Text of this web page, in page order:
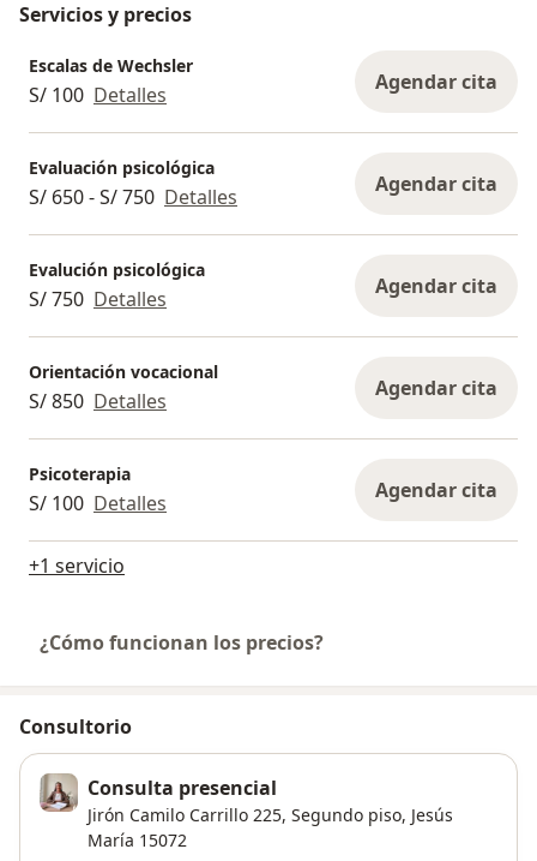
Servicios y precios
Escalas de Wechsler
S/ 100 Detalles Agendar cita
Evaluación psicológica
S/ 650 - S/ 750 Detalles Agendar cita
Evalución psicológica
S/ 750 Detalles Agendar cita
Orientación vocacional
S/ 850 Detalles Agendar cita
Psicoterapia
S/ 100 Detalles Agendar cita
+1 servicio
¿Cómo funcionan los precios?
Consultorio
Consulta presencial
Jirón Camilo Carrillo 225, Segundo piso, Jesús
María 15072